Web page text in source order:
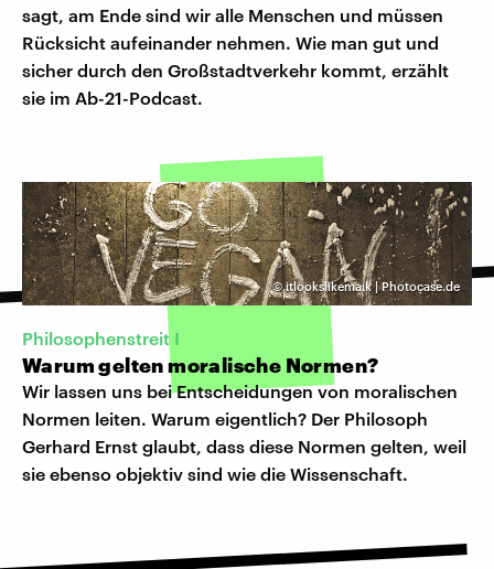
sagt, am Ende sind wir alle Menschen und müssen
Rücksicht aufeinander nehmen. Wie man gut und
sicher durch den Großstadtverkehr kommt, erzählt
sie im Ab-21-Podcast.
©itlookslikemaik | Photocase.de
Philosophenstreit I
Warum gelten moralische Normen?
Wir lassen uns bei Entscheidungen von moralischen
Normen leiten. Warum eigentlich? Der Philosoph
Gerhard Ernst glaubt, dass diese Normen gelten, weil
sie ebenso objektiv sind wie die Wissenschaft.